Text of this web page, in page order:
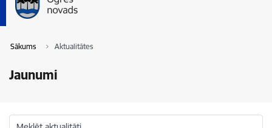
Sākums Aktualitātes
Jaunumi